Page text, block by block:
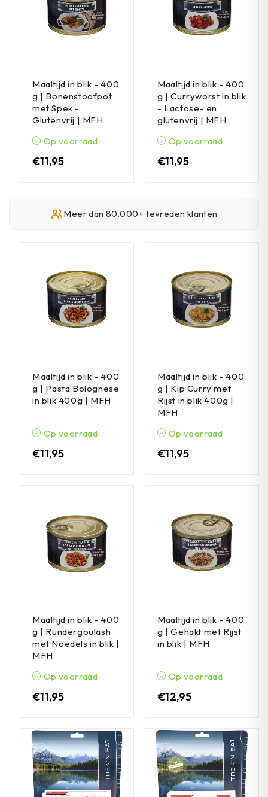
Maaltijd in blik - 400
g | Bonenstoofpot
met Spek -
Glutenvrij | MFH
Op voorraad
€11,95
Maaltijd in blik - 400
g | Curryworst in blik
- Lactose- en
glutenvrij | MFH
Op voorraad
€11,95
Meer dan 80.000+ tevreden klanten
Maaltijd in blik - 400
g | Pasta Bolognese
in blik 400g | MFH
Op voorraad
€11,95
Maaltijd in blik - 400
g | Kip Curry met
Rijst in blik 400g |
MFH
Op voorraad
€11,95
Maaltijd in blik - 400
g | Rundergoulash
met Noedels in blik |
MFH
Op voorraad
€11,95
Maaltijd in blik - 400
g | Gehakt met Rijst
in blik | MFH
Op voorraad
€12,95